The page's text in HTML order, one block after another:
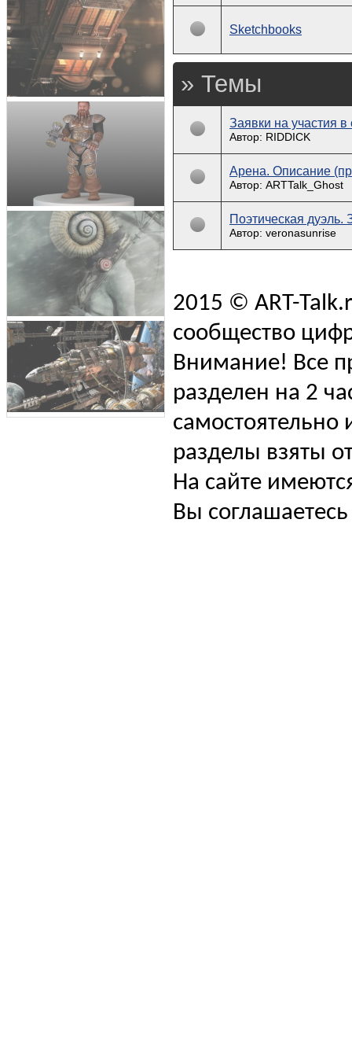
Sketchbooks
» Темы
Заявки на участия
Автор: RIDDICK
Арена. Описание
Автор: ARTTalk_Ghost
Поэтическая дуэль.
Автор: veronasunrise
2015 © ART-
сообщество
Внимание! Все
разделен на 2
самостоятельно
разделы взяты
На сайте
Вы